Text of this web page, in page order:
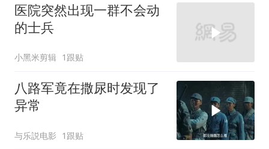
医院突然出现一群不会动
的士兵
小黑米剪辑 1跟贴
八路军竟在撒尿时发现了
异常
与乐説电影 1跟贴